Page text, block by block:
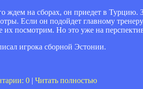
ждем на сборах, он приедет в Турцию.
Если он подойдет главному
посмотрим. Но это уже на
игрока сборной Эстонии.
0 | Читать полностью